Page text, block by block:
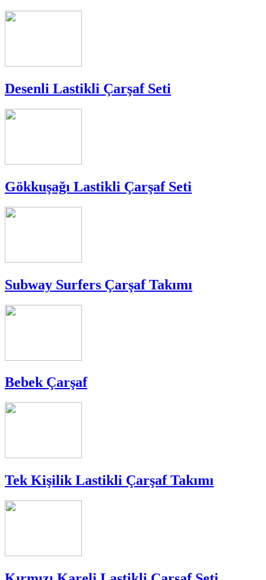
Desenli Lastikli Çarşaf Seti
Gökkuşağı Lastikli Çarşaf Seti
Subway Surfers Çarşaf Takımı
Bebek Çarşaf
Tek Kişilik Lastikli Çarşaf Takımı